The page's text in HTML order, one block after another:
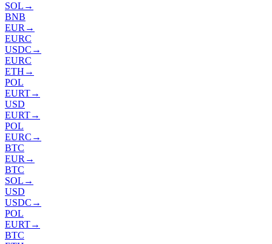
SOL →
BNB
EUR →
EURC
USDC →
EURC
ETH →
POL
EURT→
USD
EURT→
POL
EURC →
BTC
EUR →
BTC
SOL →
USD
USDC →
POL
EURT→
BTC